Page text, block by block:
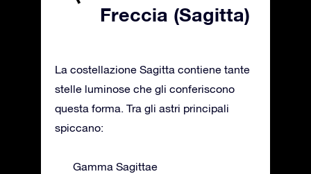
Freccia (Sagitta)
La costellazione Sagitta contiene tante
stelle luminose che gli conferiscono
questa forma. Tra gli astri principali
spiccano:
Gamma Sagittae